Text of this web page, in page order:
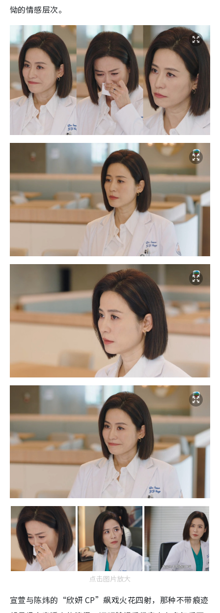
恸的情感层次。
点击图片放大
宣萱与陈炜的“欣妍 CP”飙戏火花四射，那种不带痕迹